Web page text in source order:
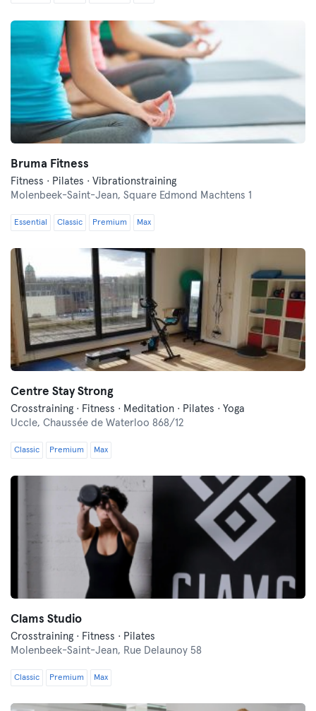
Bruma Fitness
Fitness · Pilates · Vibrationstraining
Molenbeek-Saint-Jean, Square Edmond Machtens 1
Essential Classic Premium Max
Centre Stay Strong
Crosstraining · Fitness · Meditation · Pilates · Yoga
Uccle, Chaussée de Waterloo 868/12
Classic Premium Max
Clams Studio
Crosstraining · Fitness · Pilates
Molenbeek-Saint-Jean, Rue Delaunoy 58
Classic Premium Max